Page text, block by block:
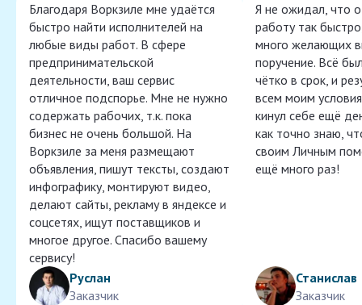
Благодаря Воркзиле мне удаётся
быстро найти исполнителей на
любые виды работ. В сфере
предпринимательской
деятельности, ваш сервис
отличное подспорье. Мне не нужно
содержать рабочих, т.к. пока
бизнес не очень большой. На
Воркзиле за меня размещают
объявления, пишут тексты, создают
инфографику, монтируют видео,
делают сайты, рекламу в яндексе и
соцсетях, ищут поставщиков и
многое другое. Спасибо вашему
сервису!
Руслан
Заказчик
Я не ожидал, что
работу так
много желающих
поручение. Всё
чётко в срок, и
всем моим
кинул себе ещё
как точно знаю,
своим Личным
ещё много раз!
Станислав
Заказчик